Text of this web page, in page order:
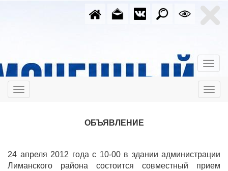
ОБЪЯВЛЕНИЕ
24 апреля 2012 года с 10-00 в здании администрации
Лиманского района состоится совместный прием